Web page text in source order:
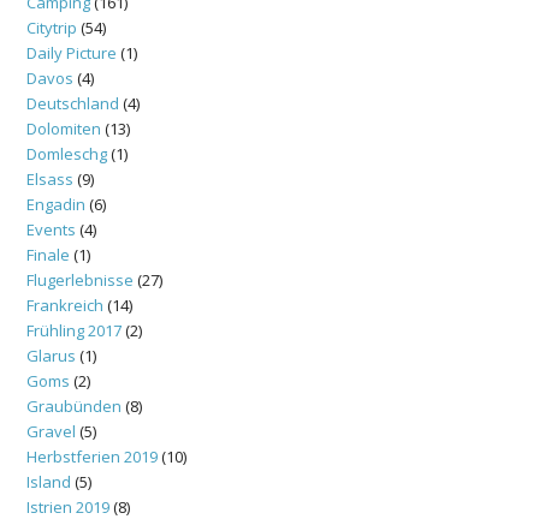
Citytrip (54)
Daily Picture (1)
Davos (4)
Deutschland (4)
Dolomiten (13)
Domleschg(1)
Elsass (9)
Engadin (6)
Events (4)
Finale (1)
Flugerlebnisse (27)
Frankreich (14)
Frühling 2017(2)
Glarus (1)
Goms (2)
Graubünden (8)
Gravel (5)
Herbstferien 2019(10)
Island (5)
Istrien 2019(8)